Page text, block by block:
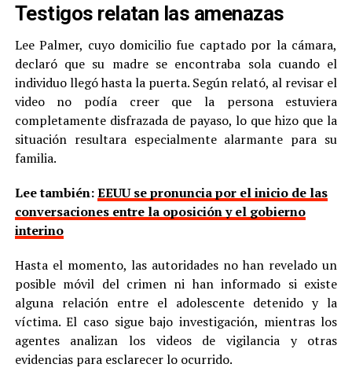
Testigos relatan las amenazas
Lee Palmer, cuyo domicilio fue captado por la cámara,
declaró que su madre se encontraba sola cuando el
individuo llegó hasta la puerta. Según relató, al revisar el
video no podía creer que la persona estuviera
completamente disfrazada de payaso, lo que hizo que la
situación resultara especialmente alarmante para su
familia.
Lee también:EEUU se pronuncia por el inicio de las
conversaciones entre la oposición y el gobierno
interino
Hasta el momento, las autoridades no han revelado un
posible móvil del crimen ni han informado si existe
alguna relación entre el adolescente detenido y la
víctima. El caso sigue bajo investigación, mientras los
agentes analizan los videos de vigilancia y otras
evidencias para esclarecer lo ocurrido.